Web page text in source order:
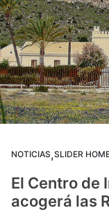
NOTICIAS,SLIDER
El Centro de
acogerá las